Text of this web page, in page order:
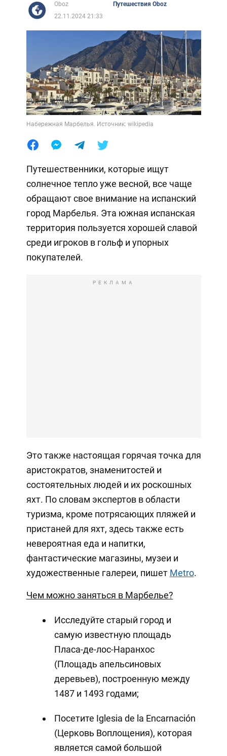
Oboz
Путешествия Oboz
22.11.2024 21:33
Набережная Марбелья. Источник: wikipedia
Путешественники, которые ищут
солнечное тепло уже весной, все чаще
обращают свое внимание на испанский
город Марбелья. Эта южная испанская
территория пользуется хорошей славой
среди игроков в гольф и упорных
покупателей.
РЕКЛАМА
Это также настоящая горячая точка для
аристократов, знаменитостей и
состоятельных людей и их роскошных
яхт. По словам экспертов в области
туризма, кроме потрясающих пляжей и
пристаней для яхт, здесь также есть
невероятная еда и напитки,
фантастические магазины, музеи и
художественные галереи, пишет Metro.
Чем можно заняться в Марбелье?
Исследуйте старый город и
самую известную площадь
Пласа-де-лос-Наранхос
(Площадь апельсиновых
деревьев), построенную между
1487 и 1493 годами;
Посетите Iglesia de la Encarnación
(Церковь Воплощения), которая
является самой большой